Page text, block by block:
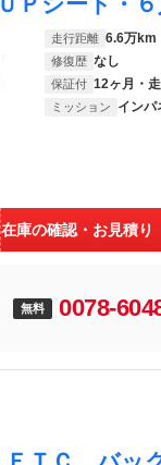
走行距離 6.6万km
修復歴 なし
保証付 12ヶ月・
ミッション インパ
在庫の確認・お見積り
無料 0078-